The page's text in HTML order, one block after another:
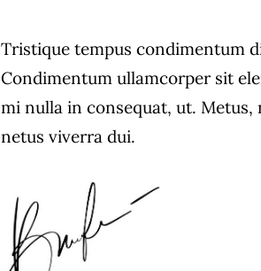
Tristique tempus condimentum
Condimentum ullamcorper sit
mi nulla in consequat, ut. Metus,
netus viverra dui.